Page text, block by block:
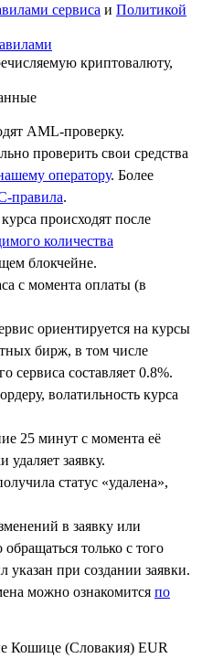
сервиса и Политикой
криптовалюту,
AML-проверку.
проверить свои средства
оператору. Более
правила.
происходят после
количества
блокчейне.
с момента оплаты (в
ориентируется на курсы
бирж, в том числе
сервиса составляет 0.8%.
волатильность курса
25 минут с момента её
удаляет заявку.
статус «удалена»,
в заявку или
только с того
указан при создании заявки.
можно ознакомится по
Кошице (Словакия) EUR